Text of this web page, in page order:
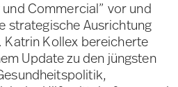
Commercial” vor und
strategische Ausrichtung
Katrin Kollex bereicherte
Update zu den jüngsten